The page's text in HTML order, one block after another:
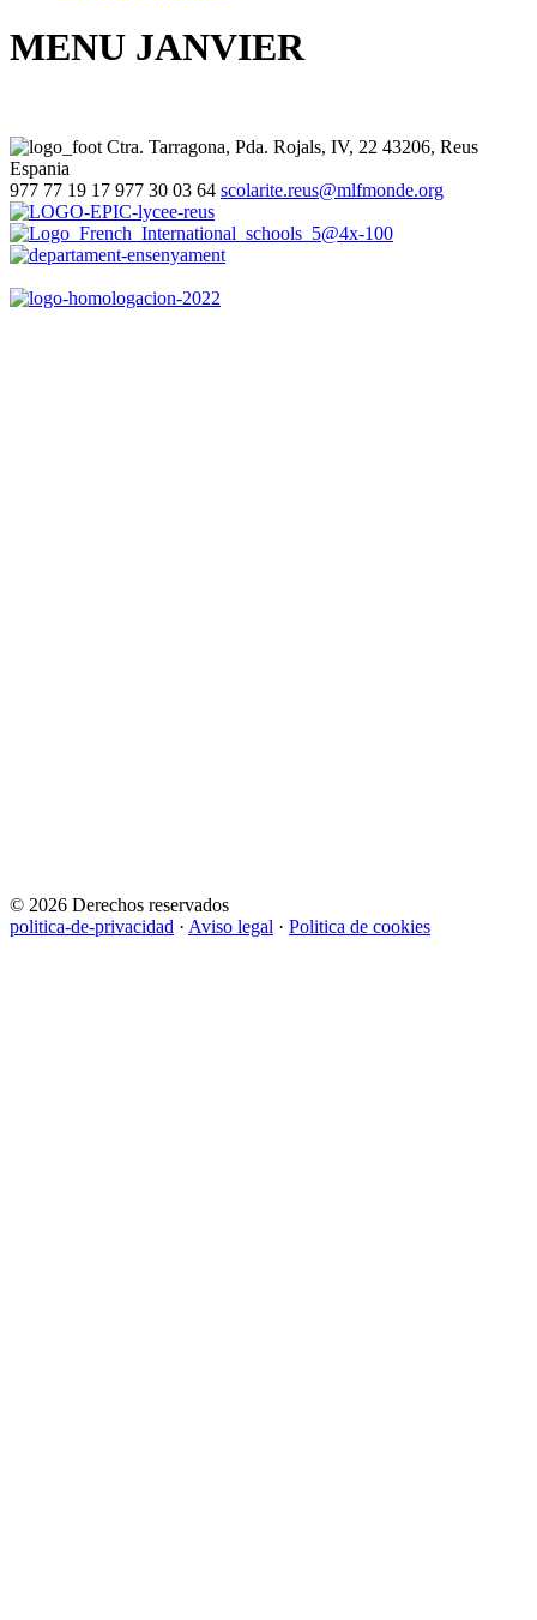
MENU JANVIER
Ctra. Tarragona, Pda. Rojals, IV, 22 43206, Reus
Espania
977 77 19 17 977 30 03 64 scolarite.reus@mlfmonde.org
© 2026 Derechos reservados
politica-de-privacidad · Aviso legal · Politica de cookies